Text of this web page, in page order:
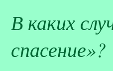
В каких
спасение»?